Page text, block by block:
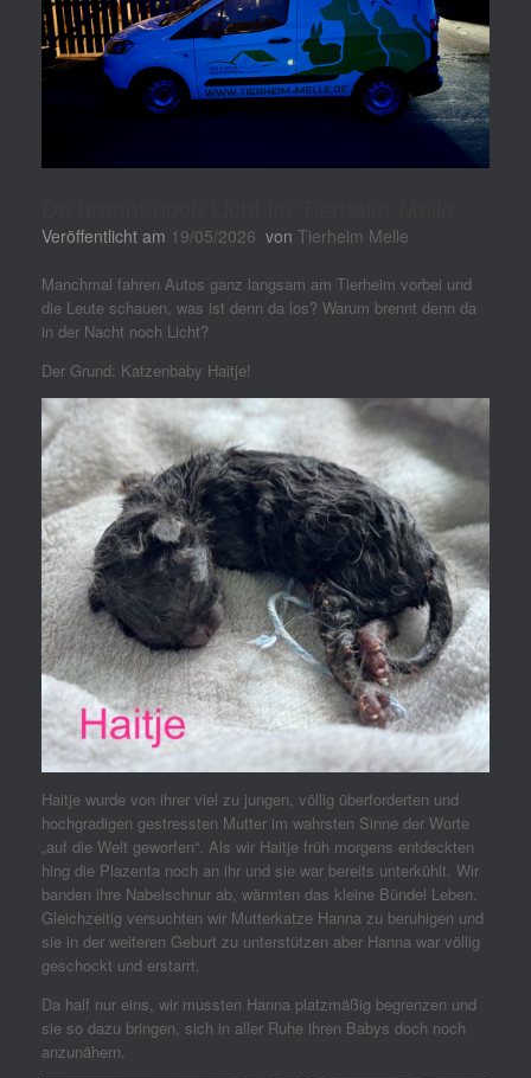
Veröffentlicht am 19/05/2026 von Tierheim Melle
Manchmal fahren Autos ganz langsam am Tierheim vorbei und
die Leute schauen, was ist denn da los? Warum brennt denn da
in der Nacht noch Licht?
Der Grund: Katzenbaby Haitje!
Haitje wurde von ihrer viel zu jungen, völlig überforderten und
hochgradigen gestressten Mutter im wahrsten Sinne der Worte
„auf die Welt geworfen“. Als wir Haitje früh morgens entdeckten
hing die Plazenta noch an ihr und sie war bereits unterkühlt. Wir
banden ihre Nabelschnur ab, wärmten das kleine Bündel Leben.
Gleichzeitig versuchten wir Mutterkatze Hanna zu beruhigen und
sie in der weiteren Geburt zu unterstützen aber Hanna war völlig
geschockt und erstarrt.
Da half nur eins, wir mussten Hanna platzmäßig begrenzen und
sie so dazu bringen, sich in aller Ruhe ihren Babys doch noch
anzunähern.